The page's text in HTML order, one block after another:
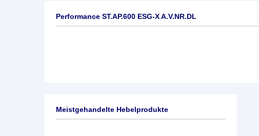
Performance ST.AP.600 ESG-X A.V.NR.DL
Meistgehandelte Hebelprodukte